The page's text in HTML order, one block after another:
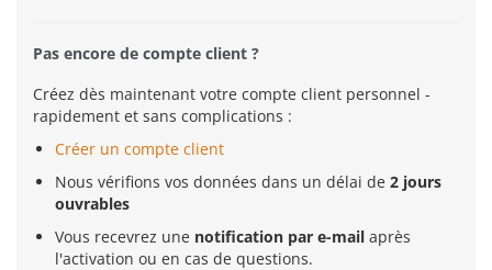
Pas encore de compte client ?
Créez dès maintenant votre compte client personnel -
rapidement et sans complications :
Créer un compte client
Nous vérifions vos données dans un délai de 2 jours
ouvrables
Vous recevrez une notification par e-mail après
l'activation ou en cas de questions.